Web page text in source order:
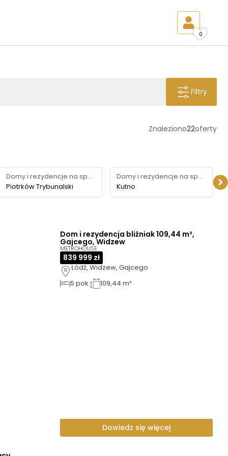
0
Filtry
Znaleziono22oferty
Domy i rezydencje na sprzedaż
Piotrków Trybunalski
Domy i rezydencje na sprzedaż
Kutno
Dom i rezydencja bliźniak 109,44 m²,
Gajcego, Widzew
METROHOUSE
839 999 zł
Łódź, Widzew, Gajcego
5 pok. 109,44 m²
Dowiedz się więcej